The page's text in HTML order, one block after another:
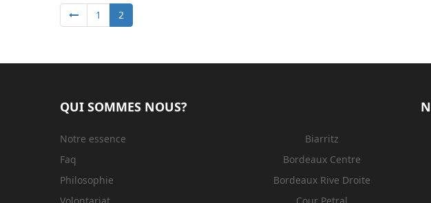
1 2
QUI SOMMES NOUS?
Notre essence
Faq
Philosophie
Volontariat
Biarritz
Bordeaux Centre
Bordeaux Rive Droite
Cour Petral